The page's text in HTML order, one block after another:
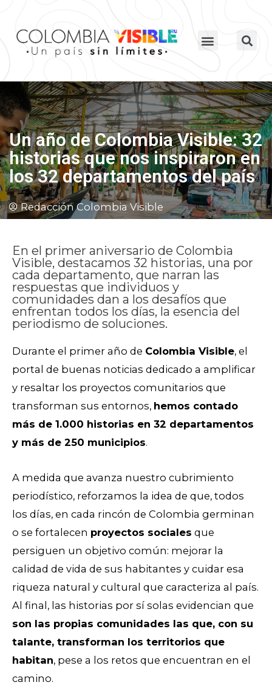
Un año de Colombia Visible: 32
historias que nos inspiraron en
los 32 departamentos del país
Redacción Colombia Visible
En el primer aniversario de Colombia
Visible, destacamos 32 historias, una por
cada departamento, que narran las
respuestas que individuos y
comunidades dan a los desafíos que
enfrentan todos los días, la esencia del
periodismo de soluciones.
Durante el primer año de Colombia Visible, el
portal de buenas noticias dedicado a amplificar
y resaltar los proyectos comunitarios que
transforman sus entornos, hemos contado
más de 1.000 historias en 32 departamentos
y más de 250 municipios.
A medida que avanza nuestro cubrimiento
periodístico, reforzamos la idea de que, todos
los días, en cada rincón de Colombia germinan
o se fortalecen proyectos sociales que
persiguen un objetivo común: mejorar la
calidad de vida de sus habitantes y cuidar esa
riqueza natural y cultural que caracteriza al país.
Al final, las historias por sí solas evidencian que
son las propias comunidades las que, con su
talante, transforman los territorios que
habitan, pese a los retos que encuentran en el
camino.